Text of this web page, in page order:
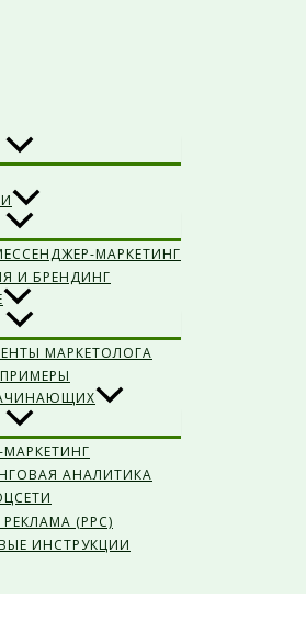
МАРКЕТИНГ
И БРЕНДИНГ
МАРКЕТОЛОГА
АНАЛИТИКА
(PPC)
ИНСТРУКЦИИ